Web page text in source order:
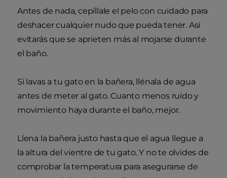
Antes de nada, cepíllale el pelo con cuidado para
deshacer cualquier nudo que pueda tener. Así
evitarás que se aprieten más al mojarse durante
el baño.
Si lavas a tu gato en la bañera, llénala de agua
antes de meter al gato. Cuanto menos ruido y
movimiento haya durante el baño, mejor.
Llena la bañera justo hasta que el agua llegue a
la altura del vientre de tu gato. Y no te olvides de
comprobar la temperatura para asegurarse de